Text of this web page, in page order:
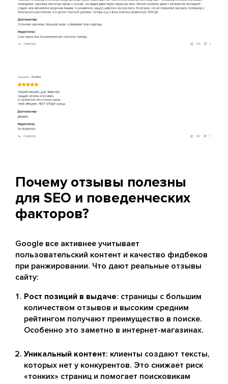
Почему отзывы полезны
для SEO и поведенческих
факторов?
Google все активнее учитывает
пользовательский контент и качество фидбеков
при ранжировании. Что дают реальные отзывы
сайту:
Рост позиций в выдаче: страницы с большим
количеством отзывов и высоким средним
рейтингом получают преимущество в поиске.
Особенно это заметно в интернет-магазинах.
Уникальный контент: клиенты создают тексты,
которых нет у конкурентов. Это снижает риск
«тонких» страниц и помогает поисковикам